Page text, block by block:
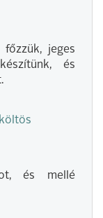
jeges
és
és mellé